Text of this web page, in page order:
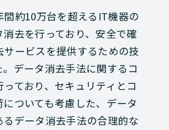
約10万台を超えるIT機器の
去を行っており、安全で確
ービスを提供するための技
データ消去手法に関するコ
ており、セキュリティとコ
ついても考慮した、データ
データ消去手法の合理的な